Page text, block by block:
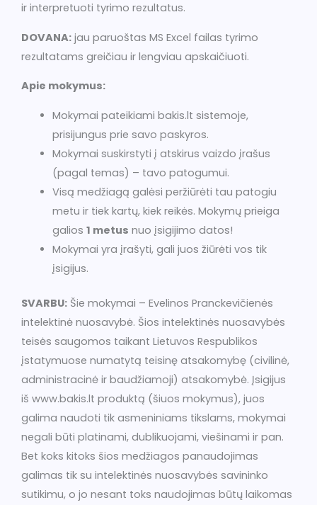
ir interpretuoti tyrimo rezultatus.
DOVANA: jau paruoštas MS Excel failas tyrimo
rezultatams greičiau ir lengviau apskaičiuoti.
Apie mokymus:
Mokymai pateikiami bakis.lt sistemoje,
prisijungus prie savo paskyros.
Mokymai suskirstyti į atskirus vaizdo įrašus
(pagal temas) – tavo patogumui.
Visą medžiagą galėsi peržiūrėti tau patogiu
metu ir tiek kartų, kiek reikės. Mokymų prieiga
galios 1 metus nuo įsigijimo datos!
Mokymai yra įrašyti, gali juos žiūrėti vos tik
įsigijus.
SVARBU: Šie mokymai – Evelinos Pranckevičienės
intelektinė nuosavybė. Šios intelektinės nuosavybės
teisės saugomos taikant Lietuvos Respublikos
įstatymuose numatytą teisinę atsakomybę (civilinė,
administracinė ir baudžiamoji) atsakomybė. Įsigijus
iš www.bakis.lt produktą (šiuos mokymus), juos
galima naudoti tik asmeniniams tikslams, mokymai
negali būti platinami, dublikuojami, viešinami ir pan.
Bet koks kitoks šios medžiagos panaudojimas
galimas tik su intelektinės nuosavybės savininko
sutikimu, o jo nesant toks naudojimas būtų laikomas